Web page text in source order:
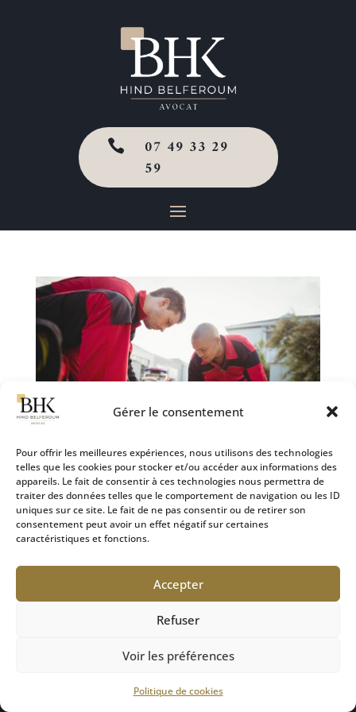
Gérer le consentement
Pour offrir les meilleures expériences, nous utilisons des technologies
telles que les cookies pour stocker et/ou accéder aux informations des
appareils. Le fait de consentir à ces technologies nous permettra de
traiter des données telles que le comportement de navigation ou les ID
uniques sur ce site. Le fait de ne pas consentir ou de retirer son
consentement peut avoir un effet négatif sur certaines
caractéristiques et fonctions.
Accepter
Refuser
Voir les préférences
Politique de cookies

07 49 33 29
59
L’importance d’un accompagnement spécialisé pour les
victimes de dommages corporels
28 Sep 2024|Défense des victimes
procédures relatives aux dommages corporels rend
indispensable l’accompagnement par des
professionnels qualifiés, en particulier par un avocat